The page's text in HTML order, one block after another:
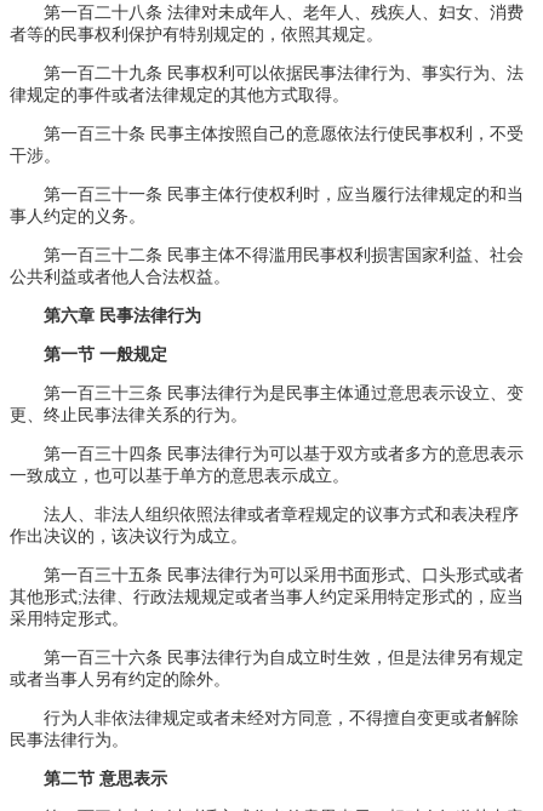
第一百二十八条 法律对未成年人、老年人、残疾人、妇女、消费
者等的民事权利保护有特别规定的，依照其规定。
第一百二十九条 民事权利可以依据民事法律行为、事实行为、法
律规定的事件或者法律规定的其他方式取得。
第一百三十条 民事主体按照自己的意愿依法行使民事权利，不受
干涉。
第一百三十一条 民事主体行使权利时，应当履行法律规定的和当
事人约定的义务。
第一百三十二条 民事主体不得滥用民事权利损害国家利益、社会
公共利益或者他人合法权益。
第六章 民事法律行为
第一节 一般规定
第一百三十三条 民事法律行为是民事主体通过意思表示设立、变
更、终止民事法律关系的行为。
第一百三十四条 民事法律行为可以基于双方或者多方的意思表示
一致成立，也可以基于单方的意思表示成立。
法人、非法人组织依照法律或者章程规定的议事方式和表决程序
作出决议的，该决议行为成立。
第一百三十五条 民事法律行为可以采用书面形式、口头形式或者
其他形式;法律、行政法规规定或者当事人约定采用特定形式的，应当
采用特定形式。
第一百三十六条 民事法律行为自成立时生效，但是法律另有规定
或者当事人另有约定的除外。
行为人非依法律规定或者未经对方同意，不得擅自变更或者解除
民事法律行为。
第二节 意思表示